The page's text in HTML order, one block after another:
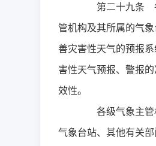
第二十九条
管机构及其所属的气
善灾害性天气的预报
害性天气预报、警报
效性。
各级气象主管
气象台站、其他有关